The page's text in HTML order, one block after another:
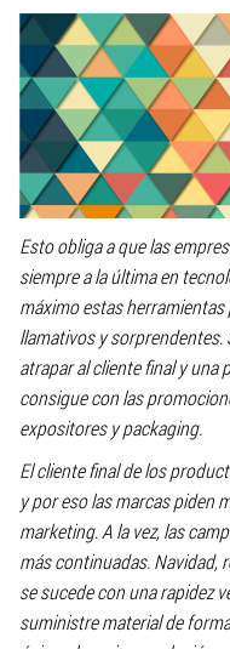
Esto obliga a que las
siempre a la última en
máximo estas
llamativos y sorprendentes.
atrapar al cliente final y una
consigue con las
expositores y packaging.
El cliente final de los
y por eso las marcas piden
marketing. A la vez, las
más continuadas. Navidad,
se sucede con una rapidez
suministre material de